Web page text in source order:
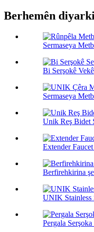
Berhemên
Sermaseya
Bi Serşokê
Sermaseya
Unik Reş Bidet
Extender
Berfirehkirina
UNIK Stainless
Pergala